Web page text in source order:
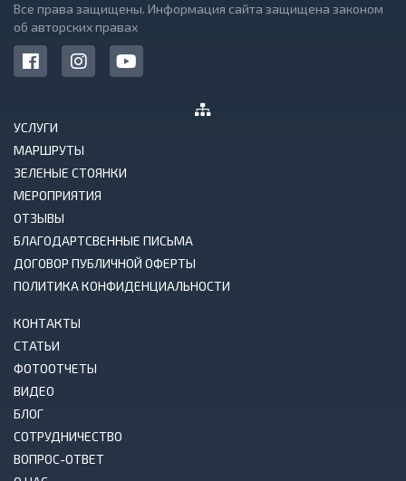
Все права защищены. Информация сайта защищена законом
об авторских правах
УСЛУГИ
МАРШРУТЫ
ЗЕЛЕНЫЕ СТОЯНКИ
МЕРОПРИЯТИЯ
ОТЗЫВЫ
БЛАГОДАРТСВЕННЫЕ ПИСЬМА
ДОГОВОР ПУБЛИЧНОЙ ОФЕРТЫ
ПОЛИТИКА КОНФИДЕНЦИАЛЬНОСТИ
КОНТАКТЫ
СТАТЬИ
ФОТООТЧЕТЫ
ВИДЕО
БЛОГ
СОТРУДНИЧЕСТВО
ВОПРОС-ОТВЕТ